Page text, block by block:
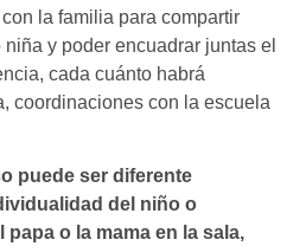
la familia para compartir
y poder encuadrar juntas el
cada cuánto habrá
coordinaciones con la escuela
puede ser diferente
del niño o
o la mama en la sala,